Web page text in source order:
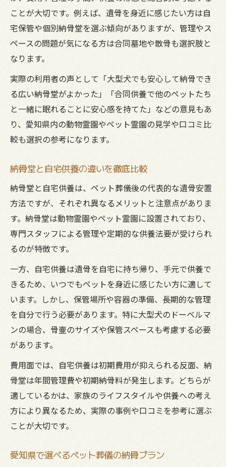
ことが大切です。例えば、遺骨を身近に感じたい方は自
宅保管や個別納骨堂を選ぶ傾向がありますが、管理やス
ペースの問題が気になる方は合同墓地や散骨も選択肢と
なります。
実際の利用者の声として「大型犬でも安心して納骨でき
る広い納骨堂がよかった」「合同供養で他のペットたち
と一緒に眠れることに安心感を持てた」などの意見もあ
り、愛知県内の動物霊園やペット霊園の見学や口コミ比
較も選択の参考になります。
納骨堂と自宅供養の違いを徹底比較
納骨堂と自宅供養は、ペット葬儀後の代表的な遺骨安置
方法ですが、それぞれ異なるメリットと注意点がありま
す。納骨堂は動物霊園やペット霊園に設置されており、
専門スタッフによる管理や定期的な供養法要が受けられ
るのが特徴です。
一方、自宅供養は遺骨を自宅に持ち帰り、手元で供養で
きるため、いつでもペットを身近に感じたい方に適して
います。しかし、保管場所や容器の準備、長期的な管理
を自分で行う必要があります。特に大型犬のドーベルマ
ンの場合、骨壷のサイズや保管スペースも考慮する必要
があります。
費用面では、自宅供養は初期費用が抑えられる反面、納
骨堂は年間管理費や初期納骨料が発生します。どちらが
適しているかは、家族のライフスタイルや供養への考え
方により異なるため、実際の事例や口コミを参考に選ぶ
ことが大切です。
愛知県で選べるペット葬儀の納骨プラン